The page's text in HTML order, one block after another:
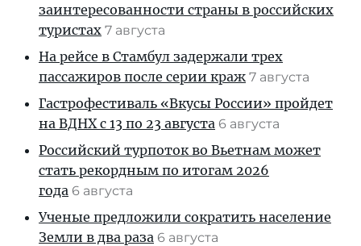
заинтересованности страны в российских
туристах 7 августа
На рейсе в Стамбул задержали трех
пассажиров после серии краж 7 августа
Гастрофестиваль «Вкусы России» пройдет
на ВДНХ с 13 по 23 августа 6 августа
Российский турпоток во Вьетнам может
стать рекордным по итогам 2026
года 6 августа
Ученые предложили сократить население
Земли в два раза 6 августа